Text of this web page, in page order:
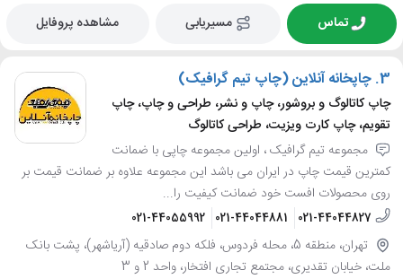
تماس مسیریابی مشاهده پروفایل
3. چاپخانه آنلاین (چاپ تیم گرافیک)
چاپ کاتالوگ و بروشور، چاپ و نشر، طراحی و چاپ، چاپ
تقویم، چاپ کارت ویزیت، طراحی کاتالوگ
مجموعه تیم گرافیک ، اولین مجموعه چاپی با ضمانت
کمترین قیمت چاپ در ایران می باشد این مجموعه علاوه بر ضمانت قیمت بر
روی محصولات افست خود ضمانت کیفیت را...
021-44044827
021-44044881
021-44055992
تهران، منطقه 5، محله فردوس، فلکه دوم صادقیه (آریاشهر)، پشت بانک
ملت، خیابان تقدیری، مجتمع تجاری افتخار، واحد 2 و 3